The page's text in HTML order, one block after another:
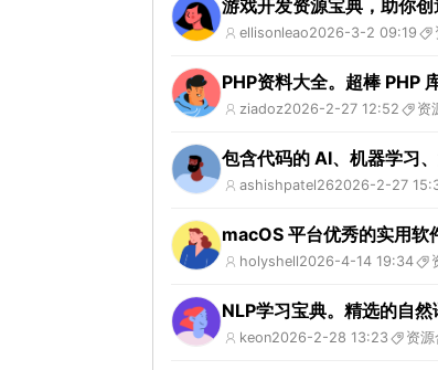
游戏开发资源宝典，助你
ellisonleao2026-3-2 09:19
PHP资料大全。超棒 PHP
ziadoz2026-2-27 12:52 资
包含代码的 AI、机器学习
ashishpatel262026-2-27
macOS 平台优秀的实用软
holyshell2026-4-14 19:34
NLP学习宝典。精选的自
keon2026-2-28 13:23 资源